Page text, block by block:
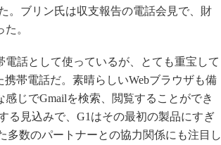
。ブリン氏は収支報告の電話会見で、財
。
話として使っているが、とても重宝して
帯電話だ。素晴らしいWebブラウザも備
じでGmailを検索、閲覧することができ
る見込みで、G1はその最初の製品にすぎ
多数のパートナーとの協力関係にも注目し